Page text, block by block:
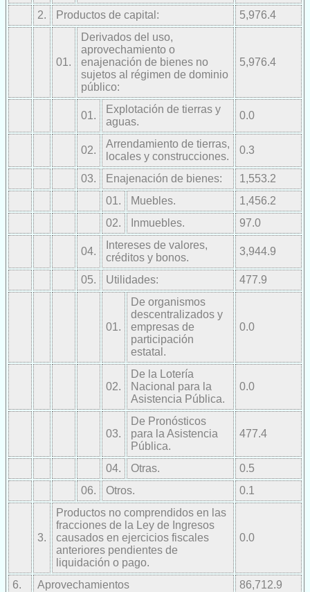
2. Productos de capital: 5,976.4
01.
Derivados del uso,
aprovechamiento o
enajenación de bienes no
sujetos al régimen de dominio
público:
5,976.4
01.
Explotación de tierras y
aguas.
0.0
02.
Arrendamiento de tierras,
locales y construcciones.
0.3
03. Enajenación de bienes:
1,553.2
01.
Muebles.
1,456.2
02.
Inmuebles. 97.0
04.
Intereses de valores,
créditos y bonos.
3,944.9
05. Utilidades: 477.9
01.
De organismos
descentralizados y
empresas de
participación
estatal.
0.0
02.
De la Lotería
Nacional para la
Asistencia Pública.
0.0
03.
De Pronósticos
para la Asistencia
Pública.
477.4
04. Otras.
0.5
06.
Otros. 0.1
3.
Productos no comprendidos en las
fracciones de la Ley de Ingresos
causados en ejercicios fiscales
anteriores pendientes de
liquidación o pago.
0.0
6. Aprovechamientos 86,712.9